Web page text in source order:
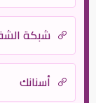
شبكة
أسنانك